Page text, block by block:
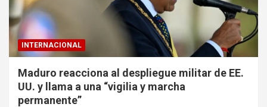
INTERNACIONAL
Maduro reacciona al despliegue militar de EE.
UU. y llama a una “vigilia y marcha
permanente”